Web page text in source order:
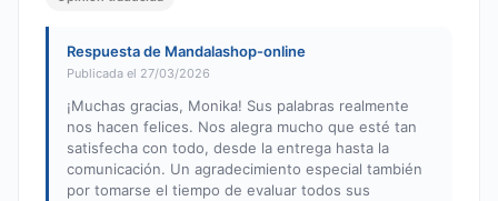
Respuesta de Mandalashop-online
Publicada el 27/03/2026
¡Muchas gracias, Monika! Sus palabras realmente
nos hacen felices. Nos alegra mucho que esté tan
satisfecha con todo, desde la entrega hasta la
comunicación. Un agradecimiento especial también
por tomarse el tiempo de evaluar todos sus